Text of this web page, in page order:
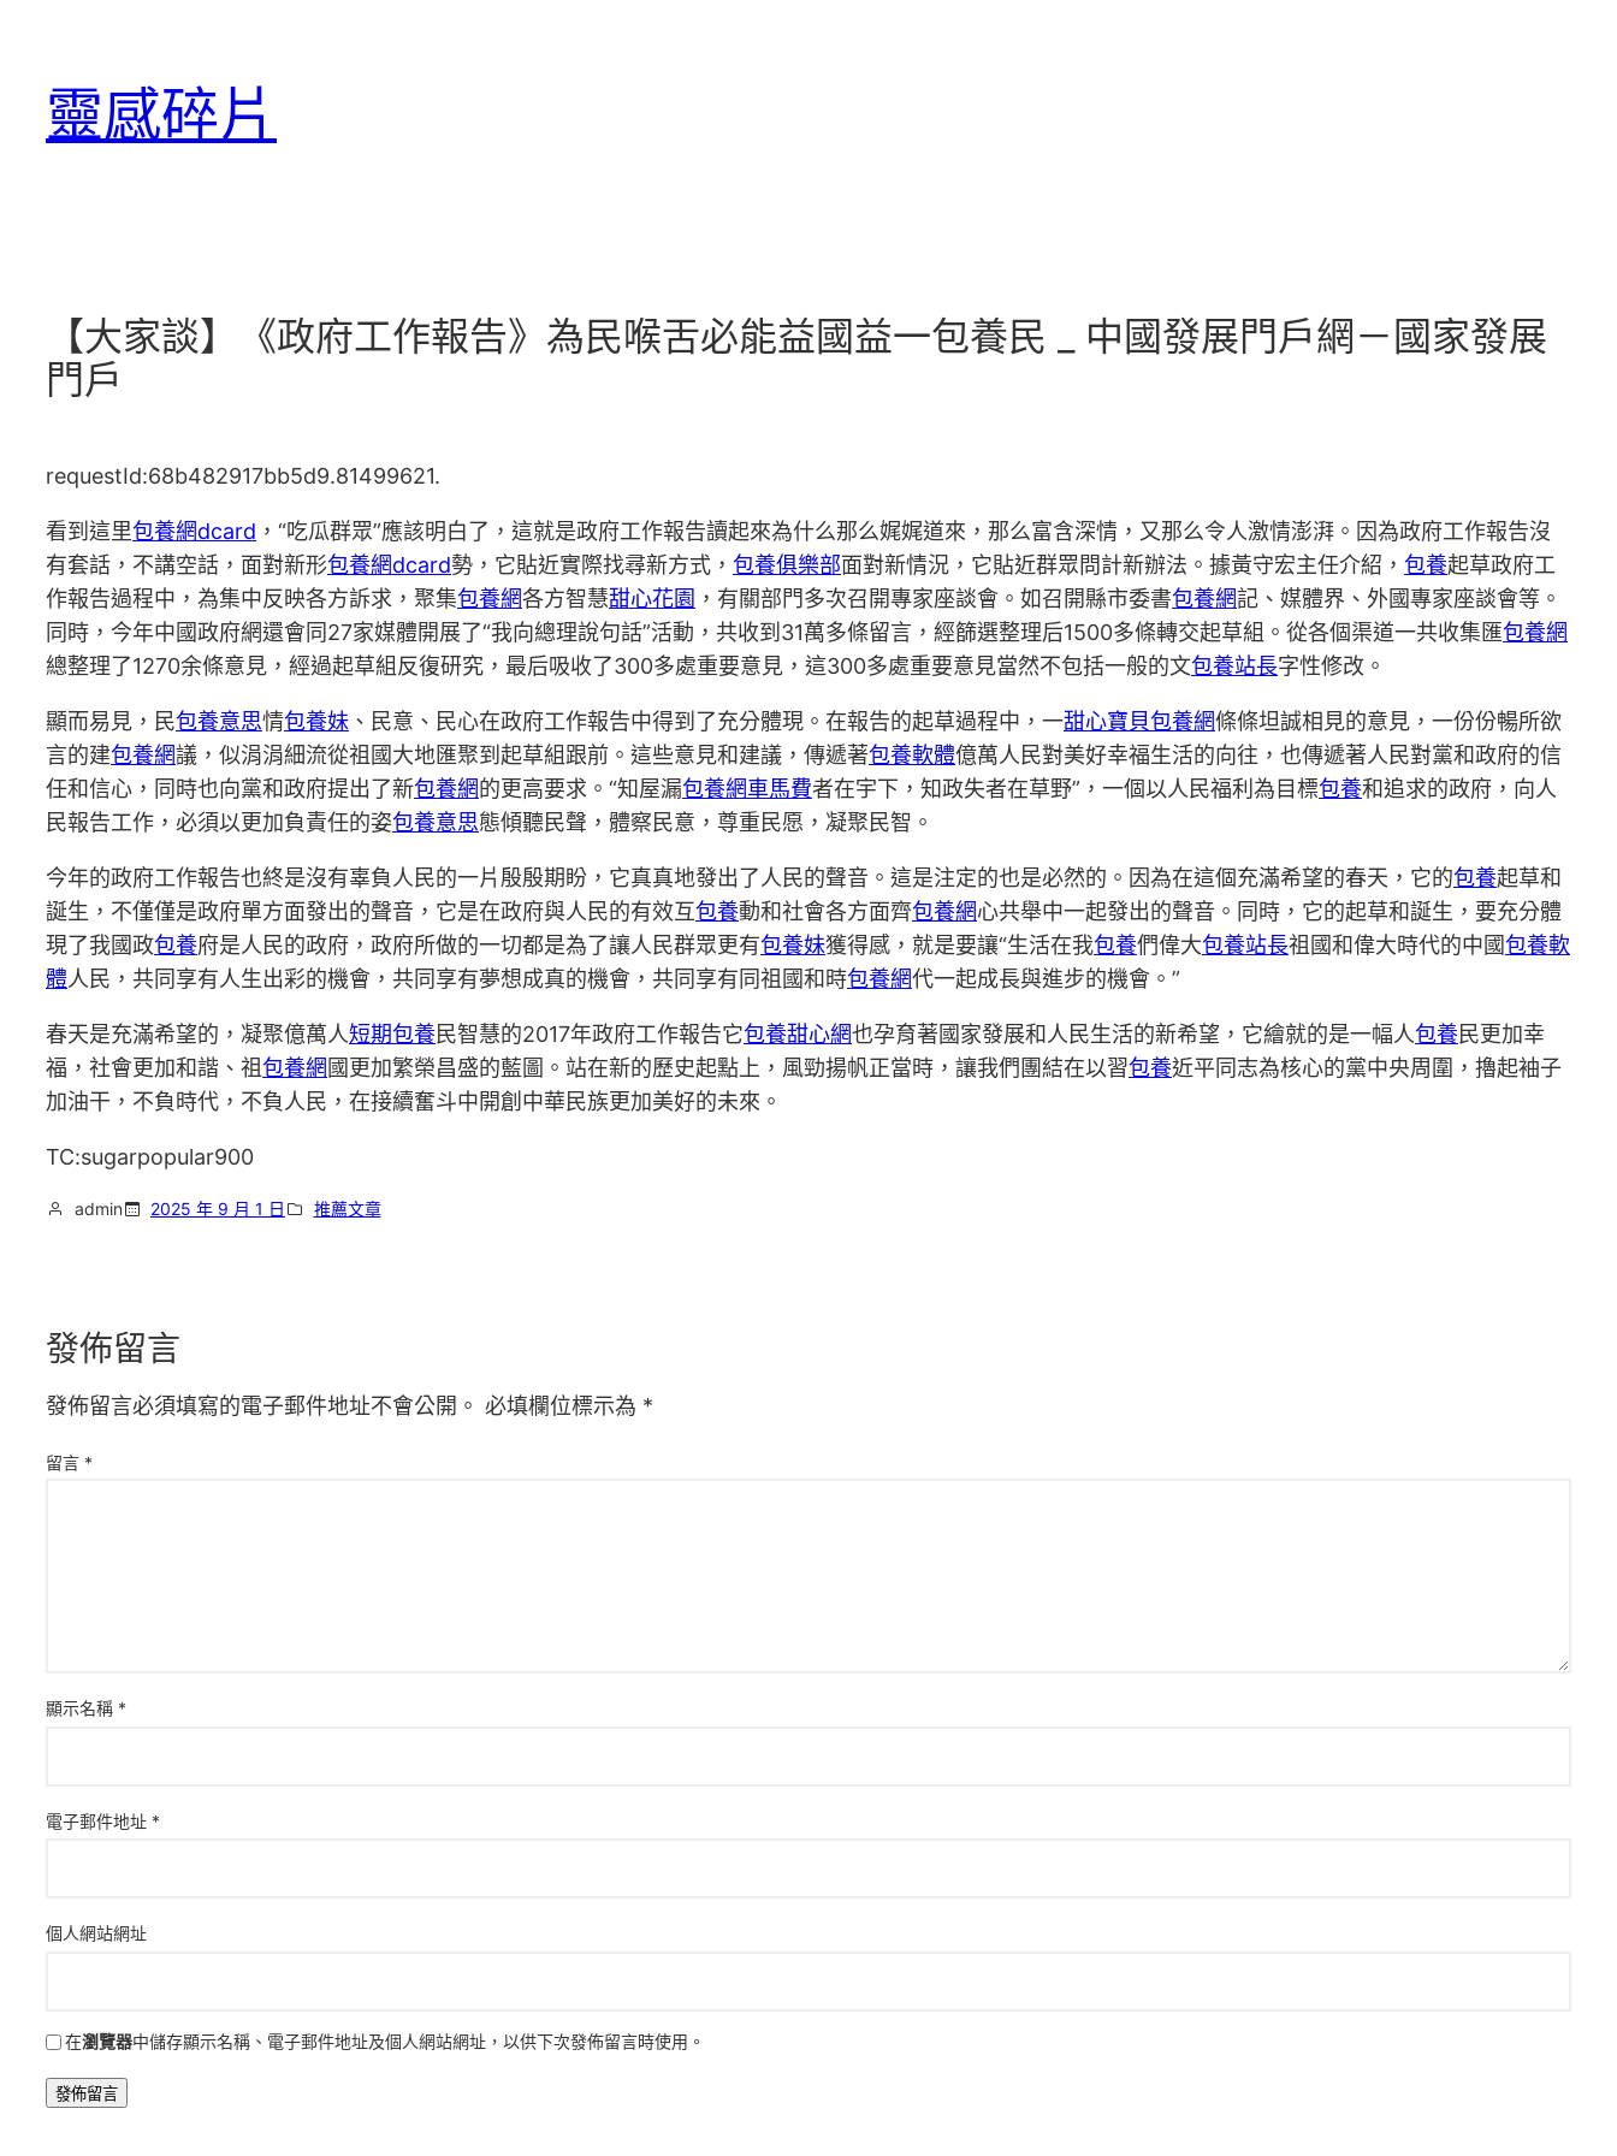
靈感碎片
【大家談】《政府工作報告》為民喉舌必能益國益一包養民 _ 中國發展門戶網－國家發展
門戶
requestId:68b482917bb5d9.81499621.
看到這里包養網dcard ，“吃瓜群眾”應該明白了，這就是政府工作報告讀起來為什么那么娓娓道來，那么富含深情，又那么令人激情澎湃。因為政府工作報告沒
有套話，不講空話，面對新形包養網dcard勢，它貼近實際找尋新方式， 包養俱樂部面對新情況，它貼近群眾問計新辦法。據黃守宏主任介紹， 包養起草政府工
作報告過程中，為集中反映各方訴求，聚集包養網各方智慧甜心花園 ，有關部門多次召開專家座談會。如召開縣市委書包養網記、媒體界、外國專家座談會等。
同時，今年中國政府網還會同27家媒體開展了“我向總理說句話”活動，共收到31萬多條留言，經篩選整理后1500多條轉交起草組。從各個渠道一共收集匯包養網
總整理了1270余條意見，經過起草組反復研究，最后吸收了300多處重要意見，這300多處重要意見當然不包括一般的文包養站長字性修改。
顯而易見，民包養意思情包養妹 、民意、民心在政府工作報告中得到了充分體現。在報告的起草過程中，一甜心寶貝包養網條條坦誠相見的意見，一份份暢所欲
言的建包養網議，似涓涓細流從祖國大地匯聚到起草組跟前。這些意見和建議，傳遞著包養軟體億萬人民對美好幸福生活的向往，也傳遞著人民對黨和政府的信
任和信心，同時也向黨和政府提出了新包養網的更高要求。“知屋漏包養網車馬費者在宇下，知政失者在草野”，一個以人民福利為目標包養和追求的政府，向人
民報告工作，必須以更加負責任的姿包養意思態傾聽民聲，體察民意，尊重民愿，凝聚民智。
今年的政府工作報告也終是沒有辜負人民的一片殷殷期盼，它真真地發出了人民的聲音。這是注定的也是必然的。因為在這個充滿希望的春天，它的包養起草和
誕生，不僅僅是政府單方面發出的聲音，它是在政府與人民的有效互包養動和社會各方面齊包養網心共舉中一起發出的聲音。同時，它的起草和誕生，要充分體
現了我國政包養府是人民的政府，政府所做的一切都是為了讓人民群眾更有包養妹獲得感，就是要讓“生活在我包養們偉大包養站長祖國和偉大時代的中國包養軟
體人民，共同享有人生出彩的機會，共同享有夢想成真的機會，共同享有同祖國和時包養網代一起成長與進步的機會。”
春天是充滿希望的，凝聚億萬人短期包養民智慧的2017年政府工作報告它包養甜心網也孕育著國家發展和人民生活的新希望，它繪就的是一幅人包養民更加幸
福，社會更加和諧、祖包養網 國更加繁榮昌盛的藍圖。站在新的歷史起點上，風勁揚帆正當時，讓我們團結在以習包養近平同志為核心的黨中央周圍，擼起袖子
加油干，不負時代，不負人民，在接續奮斗中開創中華民族更加美好的未來。
TC:sugarpopular900
admin 2025 年 9 月 1 日 推薦文章
發佈留言
發佈留言必須填寫的電子郵件地址不會公開。 必填欄位標示為 *
留言 *
顯示名稱 *
電子郵件地址 *
個人網站網址
在瀏覽器中儲存顯示名稱、電子郵件地址及個人網站網址，以供下次發佈留言時使用。